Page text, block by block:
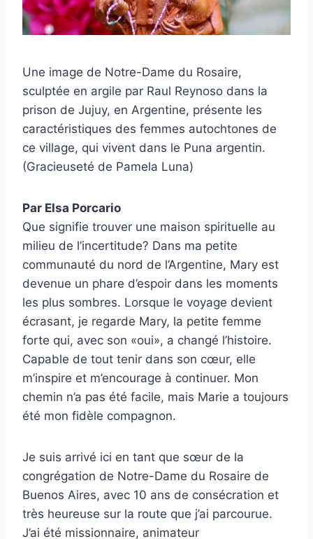
Une image de Notre-Dame du Rosaire,
sculptée en argile par Raul Reynoso dans la
prison de Jujuy, en Argentine, présente les
caractéristiques des femmes autochtones de
ce village, qui vivent dans le Puna argentin.
(Gracieuseté de Pamela Luna)
Par Elsa Porcario
Que signifie trouver une maison spirituelle au
milieu de l’incertitude? Dans ma petite
communauté du nord de l’Argentine, Mary est
devenue un phare d’espoir dans les moments
les plus sombres. Lorsque le voyage devient
écrasant, je regarde Mary, la petite femme
forte qui, avec son «oui», a changé l’histoire.
Capable de tout tenir dans son cœur, elle
m’inspire et m’encourage à continuer. Mon
chemin n’a pas été facile, mais Marie a toujours
été mon fidèle compagnon.
Je suis arrivé ici en tant que sœur de la
congrégation de Notre-Dame du Rosaire de
Buenos Aires, avec 10 ans de consécration et
très heureuse sur la route que j’ai parcourue.
J’ai été missionnaire, animateur